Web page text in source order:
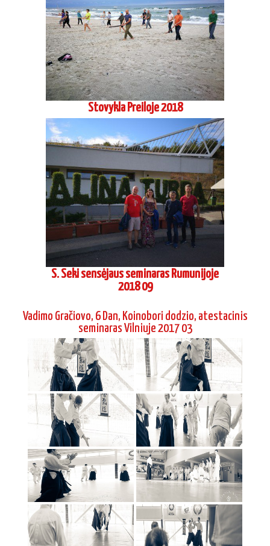
Stovykla Preiloje 2018
S. Seki sensėjaus seminaras Rumunijoje
2018 09
Vadimo Gračiovo, 6 Dan, Koinobori dodzio, atestacinis
seminaras Vilniuje 2017 03